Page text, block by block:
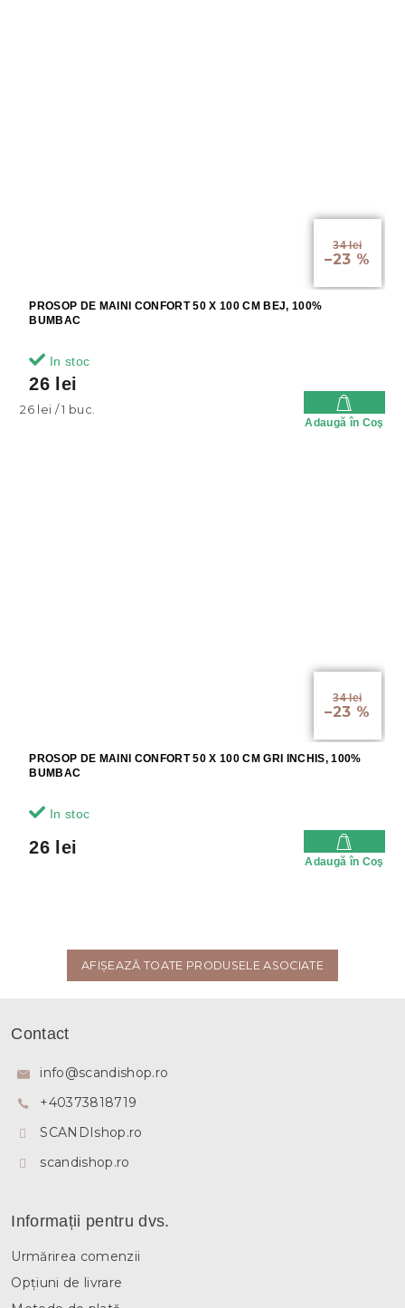
34 lei
–23 %
PROSOP DE MAINI CONFORT 50 X 100 CM BEJ, 100%
BUMBAC
In stoc
26 lei
Evaluare
26 lei / 1 buc.
Adaugă în Coş
34 lei
–23 %
PROSOP DE MAINI CONFORT 50 X 100 CM GRI INCHIS, 100%
BUMBAC
In stoc
26 lei
Adaugă în Coş
AFIŞEAZĂ TOATE PRODUSELE ASOCIATE
Contact
info@scandishop.ro
+40373818719
SCANDIshop.ro
scandishop.ro
Informații pentru dvs.
Urmărirea comenzii
Opțiuni de livrare